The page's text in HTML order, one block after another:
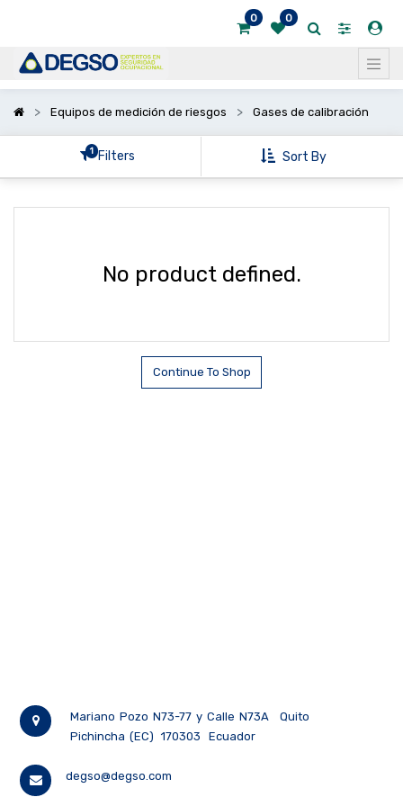
0 0
Equipos de medición de riesgos Gases de calibración
1 Filters Sort By
opciones
No product defined.
Continue To Shop
Mariano Pozo N73-77 y Calle N73A
Quito
Pichincha (EC)
170303 Ecuador
degso@degso.com